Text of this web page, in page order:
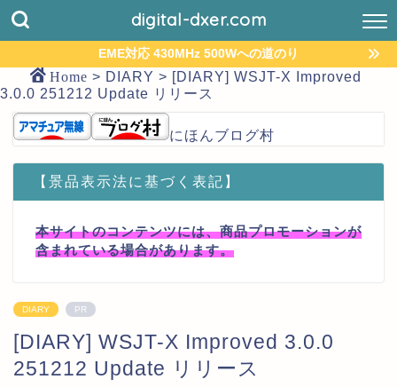
digital-dxer.com
EME対応 430MHz 500Wへの道のり
Home > DIARY > [DIARY] WSJT-X Improved
3.0.0 251212 Update リリース
にほんブログ村
【景品表示法に基づく表記】
本サイトのコンテンツには、商品プロモーションが
含まれている場合があります。
DIARY PR
[DIARY] WSJT-X Improved 3.0.0
251212 Update リリース